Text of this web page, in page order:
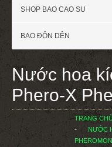
SHOP BAO CAO SU
BAO ĐÔN DÊN
Nước hoa
Phero-X
TRANG CHỦ
NƯỚC